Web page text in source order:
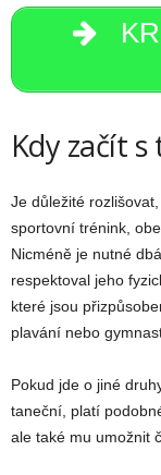
Kdy začít
Je důležité
sportovní trénink,
Nicméně je nutné
respektoval jeho
které jsou
plavání nebo
Pokud jde o jiné
taneční, platí
ale také mu umožnit